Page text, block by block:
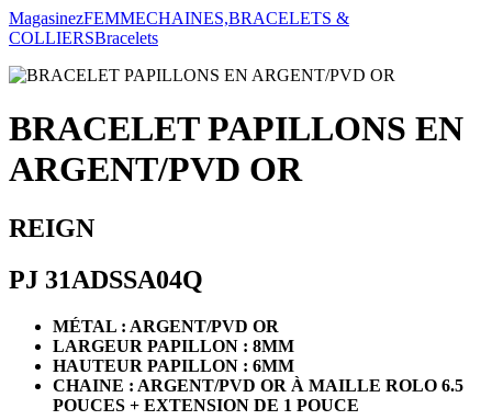
MagasinezFEMMECHAINES,BRACELETS &
COLLIERSBracelets
BRACELET PAPILLONS EN
ARGENT/PVD OR
REIGN
PJ 31ADSSA04Q
MÉTAL : ARGENT/PVD OR
LARGEUR PAPILLON : 8MM
HAUTEUR PAPILLON : 6MM
CHAINE : ARGENT/PVD OR À MAILLE ROLO 6.5
POUCES + EXTENSION DE 1 POUCE